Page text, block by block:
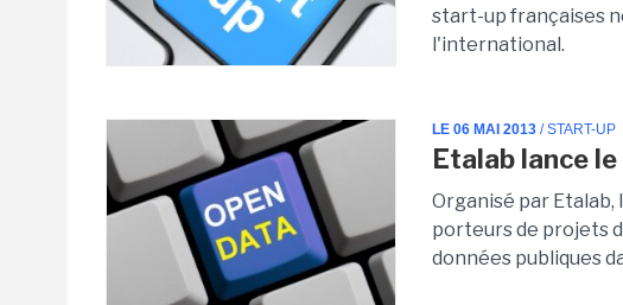
start-up françaises
l'international.
LE 06 MAI 2013 / START-UP
Etalab lance
Organisé par
porteurs de projets
données publiques